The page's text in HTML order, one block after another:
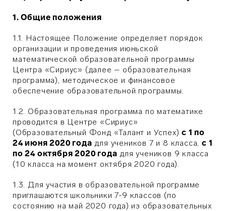
1. Общие положения
1.1. Настоящее Положение определяет порядок
организации и проведения июньской
математической образовательной программы
Центра «Сириус» (далее – образовательная
программа), методическое и финансовое
обеспечение образовательной программы.
1.2. Образовательная программа по математике
проводится в Центре «Сириус»
(Образовательный Фонд «Талант и Успех)с 1 по
24 июня 2020 года для учеников 7 и 8 класса,с 1
по 24 октября 2020 года для учеников 9 класса
(10 класса на момент октября 2020 года).
1.3. Для участия в образовательной программе
приглашаются школьники 7-9 классов (по
состоянию на май 2020 года) из образовательных